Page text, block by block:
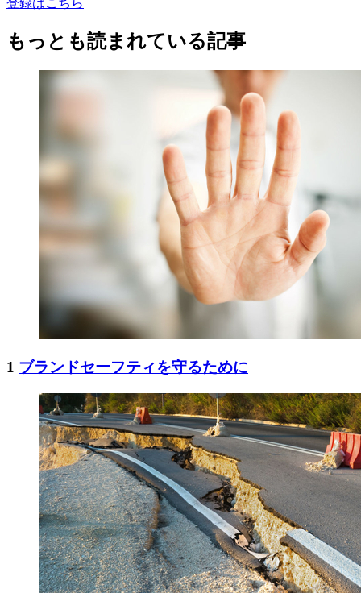
もっとも読まれている記事
1 ブランドセーフティを守るために